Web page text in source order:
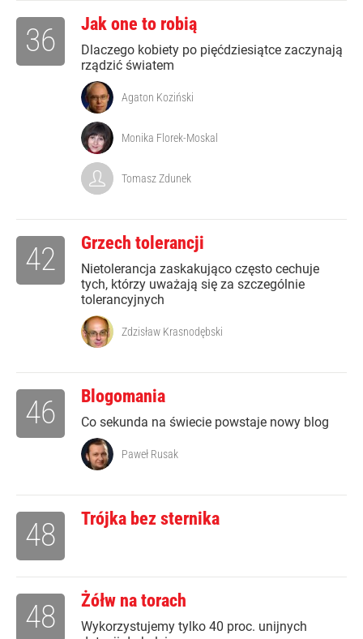
Jak one to robią
Dlaczego kobiety po pięćdziesiątce zaczynają
rządzić światem
36
Agaton Koziński
Monika Florek-Moskal
Tomasz Zdunek
Grzech tolerancji
Nietolerancja zaskakująco często cechuje
tych, którzy uważają się za szczególnie
tolerancyjnych
42
Zdzisław Krasnodębski
Blogomania
Co sekunda na świecie powstaje nowy blog
46
Paweł Rusak
Trójka bez sternika
48
Żółw na torach
Wykorzystujemy tylko 40 proc. unijnych
48